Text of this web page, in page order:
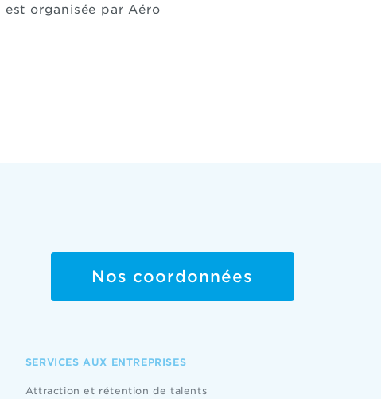
est organisée par Aéro
Nos coordonnées
SERVICES AUX ENTREPRISES
Attraction et rétention de talents